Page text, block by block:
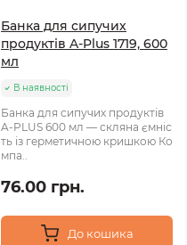
Банка для сипучих
продуктів A-Plus 1719, 600
мл
В наявності
Банка для сипучих продуктів
A-PLUS 600 мл — скляна ємніс
ть із герметичною кришкою Ко
мпа..
76.00 грн.
До кошика